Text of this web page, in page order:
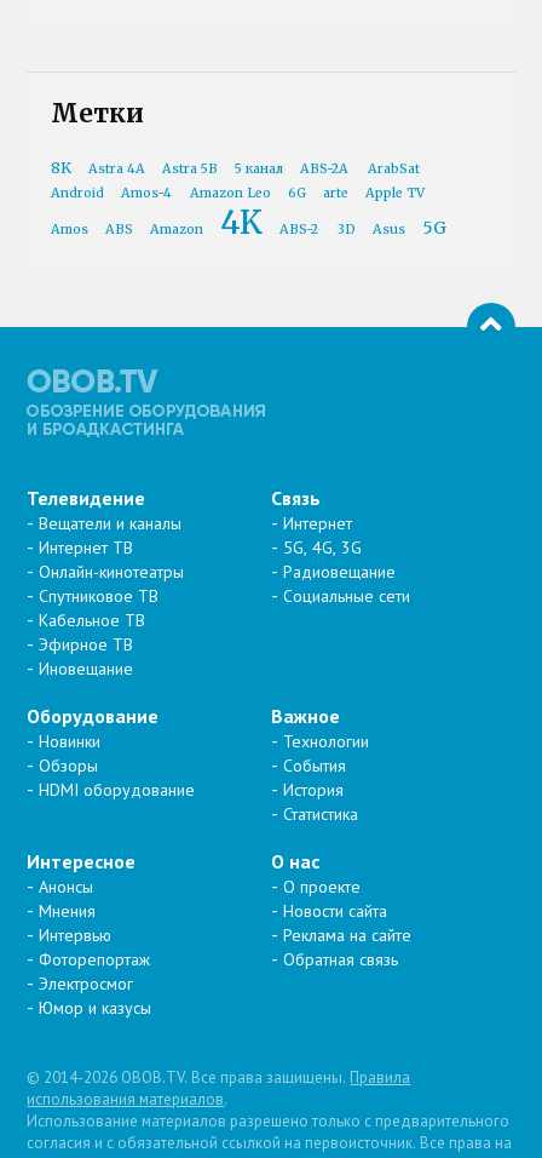
Метки
8K Astra 4A Astra 5B 5 канал ABS-2A
ArabSat
Android
Amos-4 Amazon Leo 6G arte Apple TV
Amos ABS Amazon 4K ABS-2 3D Asus 5G
Телевидение
Вещатели и каналы
Интернет ТВ
Онлайн-кинотеатры
Спутниковое ТВ
Кабельное ТВ
Эфирное ТВ
Иновещание
Связь
Интернет
5G, 4G, 3G
Радиовещание
Социальные сети
Оборудование
Новинки
Обзоры
HDMI оборудование
Важное
Технологии
События
История
Статистика
Интересное
Анонсы
Мнения
Интервью
Фоторепортаж
Электросмог
Юмор и казусы
О нас
О проекте
Новости сайта
Реклама на сайте
Обратная связь
© 2014-2026 OBOB.TV. Все права защищены. Правила
использования материалов.
Использование материалов разрешено только с предварительного
согласия и с обязательной ссылкой на первоисточник. Все права на